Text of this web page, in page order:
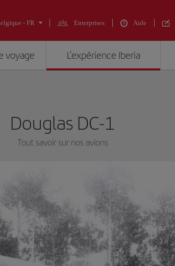
- FR Enterprises Aide
voyage L’expérience Iberia
Douglas DC-1
Tout savoir sur nos avions